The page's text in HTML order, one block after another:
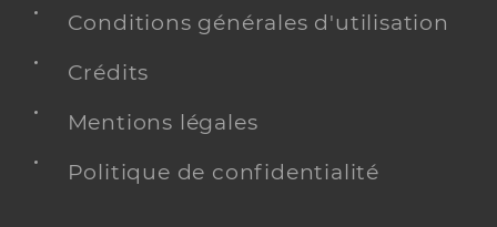
Conditions générales d'utilisation
Crédits
Mentions légales
Politique de confidentialité